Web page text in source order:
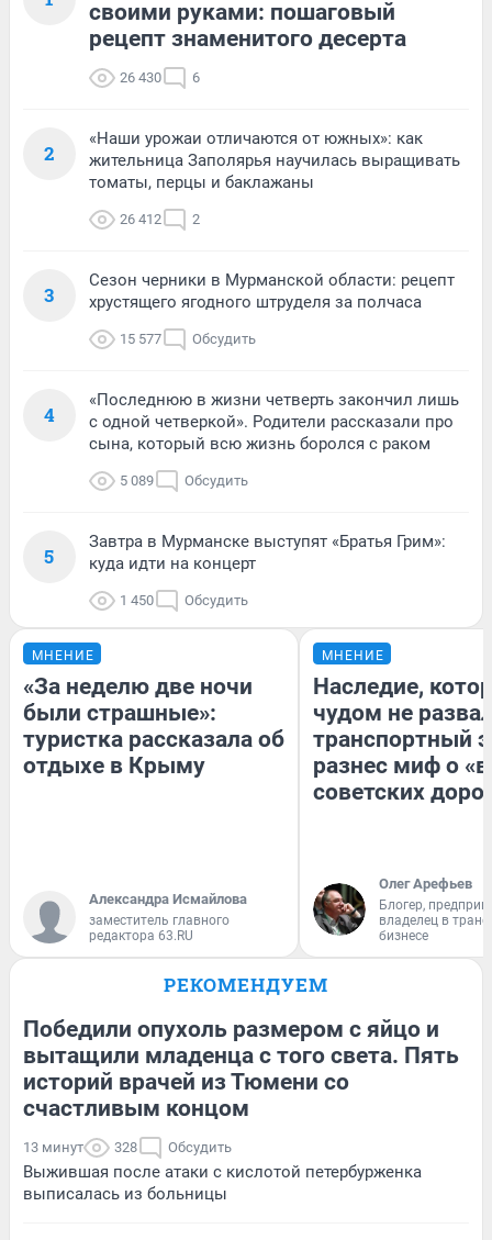
своими руками: пошаговый
рецепт знаменитого десерта
26 430 6
2
«Наши урожаи отличаются от южных»: как
жительница Заполярья научилась выращивать
томаты, перцы и баклажаны
26 412 2
3
Сезон черники в Мурманской области: рецепт
хрустящего ягодного штруделя за полчаса
15 577 Обсудить
4
«Последнюю в жизни четверть закончил лишь
с одной четверкой». Родители рассказали про
сына, который всю жизнь боролся с раком
5 089 Обсудить
5
Завтра в Мурманске выступят «Братья Грим»:
куда идти на концерт
1 450 Обсудить
МНЕНИЕ
«За неделю две ночи
были страшные»:
туристка рассказала об
отдыхе в Крыму
Александра Исмайлова
заместитель главного
редактора 63.RU
МНЕНИЕ
Наследие,
чудом не
транспортный
разнес миф о
советских
Олег Арефьев
Блогер,
владелец в
бизнесе
РЕКОМЕНДУЕМ
Победили опухоль размером с яйцо и
вытащили младенца с того света. Пять
историй врачей из Тюмени со
счастливым концом
13 минут 328 Обсудить
Выжившая после атаки с кислотой петербурженка
выписалась из больницы